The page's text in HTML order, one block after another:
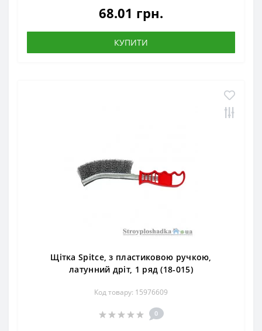
68.01 грн.
КУПИТИ
Щітка Spitce, з пластиковою ручкою,
латунний дріт, 1 ряд (18-015)
Код товару: 15976609
0